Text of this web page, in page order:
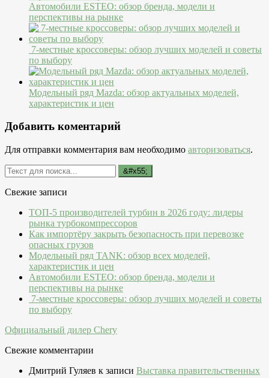
Автомобили ESTEO: обзор бренда, модели и
перспективы на рынке
7-местные кроссоверы: обзор лучших моделей и советы
по выбору
Модельный ряд Mazda: обзор актуальных моделей,
характеристик и цен
Добавить коментарий
Для отправки комментария вам необходимо авторизоваться.
Свежие записи
ТОП-5 производителей турбин в 2026 году: лидеры
рынка турбокомпрессоров
Как импортёру закрыть безопасность при перевозке
опасных грузов
Модельный ряд TANK: обзор всех моделей,
характеристик и цен
Автомобили ESTEO: обзор бренда, модели и
перспективы на рынке
7-местные кроссоверы: обзор лучших моделей и советы
по выбору
Официальный дилер Chery
Свежие комментарии
Дмитрий Гуляев к записи Выставка правительственных